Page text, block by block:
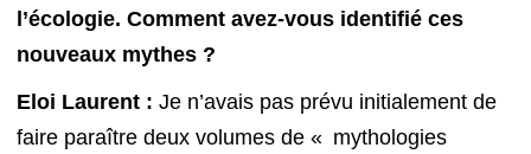
l’écologie. Comment avez-vous identifié ces
nouveaux mythes ?
Eloi Laurent : Je n’avais pas prévu initialement de
faire paraître deux volumes de « mythologies